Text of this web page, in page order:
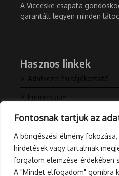
Fontosnak tartjuk az
A böngészési élmény
hirdetések vagy tartalmak
forgalom elemzése érdekében
A "Mindet elfogadom" gombra
A Vicceske csapata
garantált legyen minden
Hasznos linkek
Adatkezelési tájékoztató
Impresszum
Kapcsolat
Rólunk
Blog